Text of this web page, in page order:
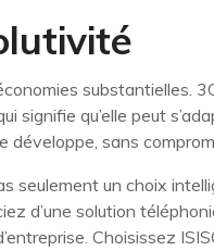
signifie qu’elle peut
sans
seulement un choix
d’une solution
Choisissez